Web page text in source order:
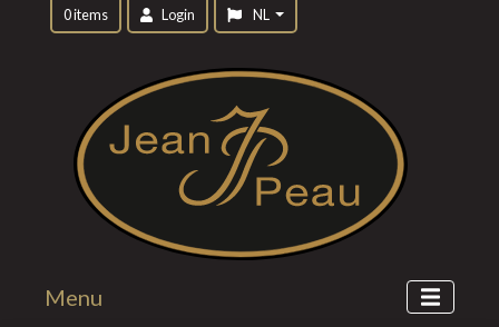
0 items Login NL
Menu